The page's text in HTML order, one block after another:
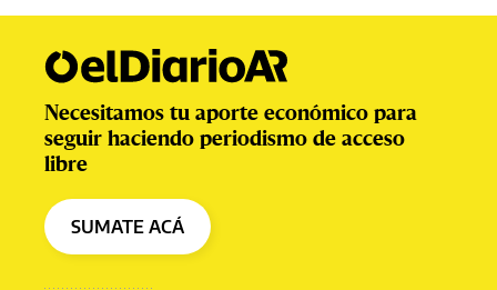
Necesitamos tu aporte económico para
seguir haciendo periodismo de acceso
libre
SUMATE ACÁ